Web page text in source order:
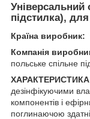
підстилка),
Країна виробник:
Компанія
польське спільне
дезінфікуючими
компонентів і
поглинаючою